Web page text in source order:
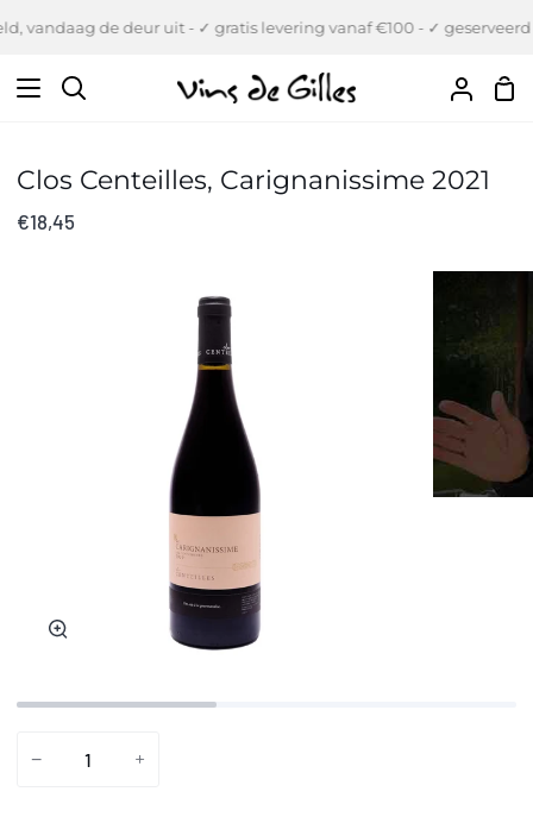
naar
inhoud
vandaag de deur uit - ✓ gratis levering vanaf €100 - ✓ geserveerd
Zoeken
Uw
Clos Centeilles, Carignanissime 2021
€18,45
− +